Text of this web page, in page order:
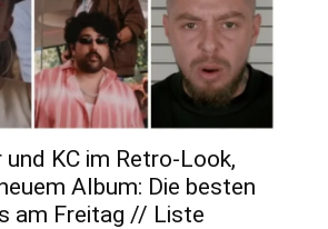
und KC im Retro-Look,
Album: Die besten
am Freitag // Liste